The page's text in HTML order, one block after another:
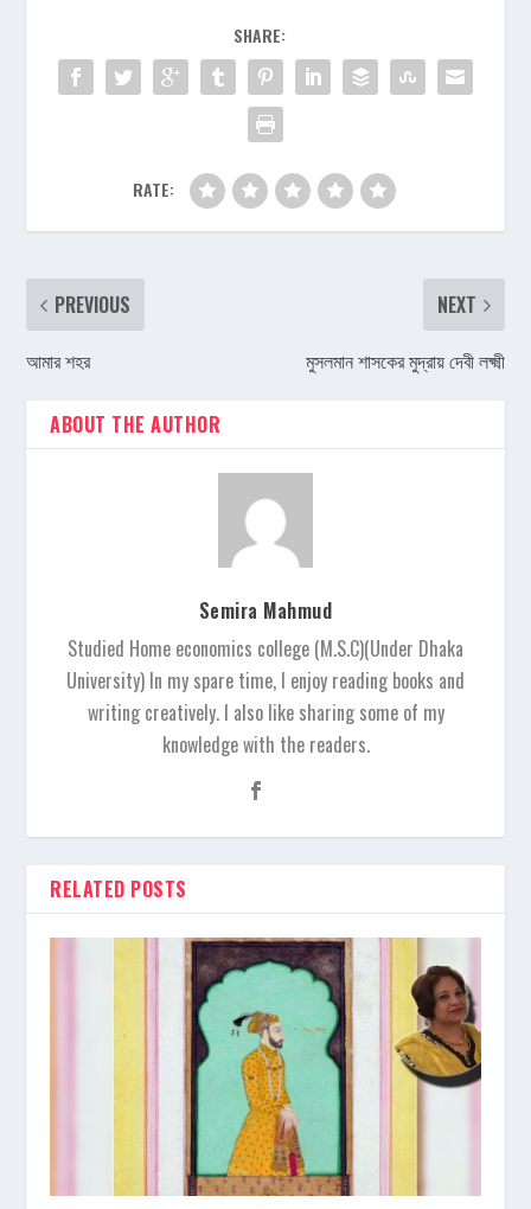
SHARE:
RATE:
PREVIOUS
আমার শহর
NEXT
মুসলমান শাসকের মুদ্রায় দেবী লক্ষ্মী
ABOUT THE AUTHOR
Semira Mahmud
Studied Home economics college (M.S.C)(Under Dhaka
University) In my spare time, I enjoy reading books and
writing creatively. I also like sharing some of my
knowledge with the readers.
RELATED POSTS